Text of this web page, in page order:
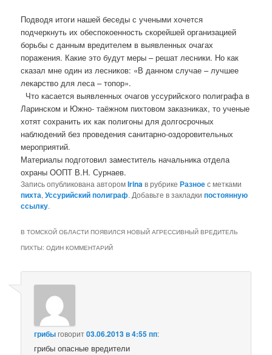
Подводя итоги нашей беседы с учеными хочется
подчеркнуть их обеспокоенность скорейшей организацией
борьбы с данным вредителем в выявленных очагах
поражения. Какие это будут меры – решат лесники. Но как
сказал мне один из лесников: «В данном случае – лучшее
лекарство для леса – топор».
Что касается выявленных очагов уссурийского полиграфа в
Ларинском и Южно- таёжном пихтовом заказниках, то ученые
хотят сохранить их как полигоны для долгосрочных
наблюдений без проведения санитарно-оздоровительных
мероприятий.
Материалы подготовил заместитель начальника отдела
охраны ООПТ В.Н. Сурнаев.
Запись опубликована авторомIrinaв рубрикеРазноес метками
пихта,Уссурийский полиграф. Добавьте в закладкипостоянную
ссылку.
В ТОМСКОЙ ОБЛАСТИ ПОЯВИЛСЯ НОВЫЙ АГРЕССИВНЫЙ ВРЕДИТЕЛЬ
ПИХТЫ: ОДИН КОММЕНТАРИЙ
грибыговорит03.06.2013 в 4:55 пп:
грибы опасные вредители